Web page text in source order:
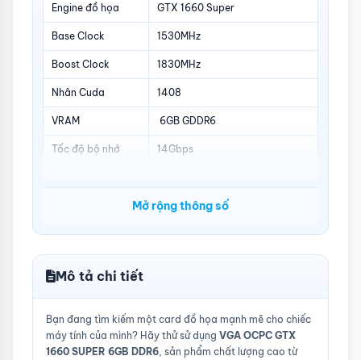
Engine đồ họa GTX 1660 Super
Base Clock 1530MHz
Boost Clock 1830MHz
Nhân Cuda 1408
VRAM 6GB GDDR6
Tốc độ bộ nhớ 14Gbps
Mở rộng thông số
Mô tả chi tiết
Bạn đang tìm kiếm một card đồ họa mạnh mẽ cho chiếc
máy tính của mình? Hãy thử sử dụng VGA OCPC GTX
1660 SUPER 6GB DDR6 , sản phẩm chất lượng cao từ